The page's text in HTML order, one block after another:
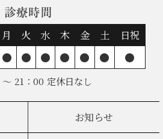
診療時間
月 火 水 木 金 土 日祝
● ● ● ● ● ● ●
21：00 定休日なし
お知らせ